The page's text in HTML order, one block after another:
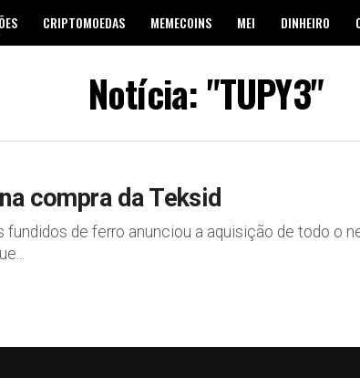
CRIPTOMOEDAS MEMECOINS MEI DINHEIRO
Notícia: "TUPY3"
compra da Teksid
de ferro anunciou a aquisição de todo o